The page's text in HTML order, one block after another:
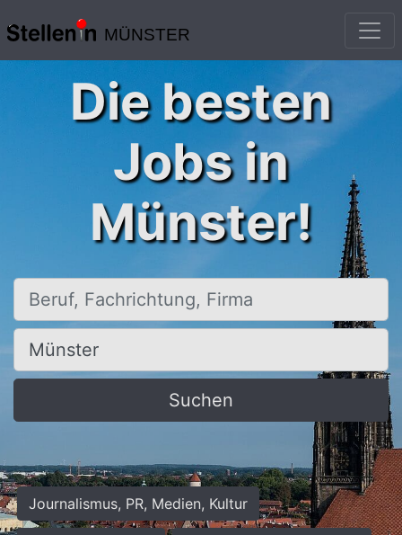
MÜNSTER
Die besten
Jobs in
Münster!
Beruf, Fachrichtung, Firma
Ort, Stadt
Suchen
Journalismus, PR, Medien, Kultur